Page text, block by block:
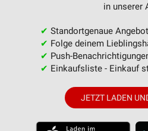
in unserer
✔ Standortgenaue
✔ Folge deinem
✔ Push-
✔ Einkaufsliste - Einkauf
JETZT LADEN